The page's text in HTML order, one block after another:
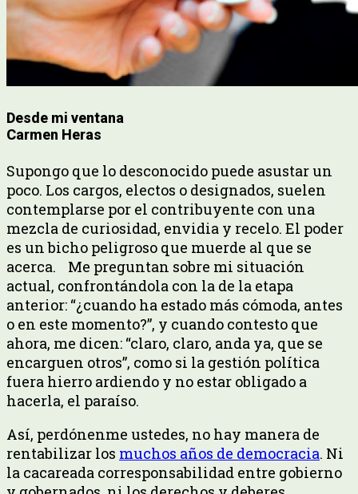
Desde mi ventana
Carmen Heras
Supongo que lo desconocido puede asustar un
poco. Los cargos, electos o designados, suelen
contemplarse por el contribuyente con una
mezcla de curiosidad, envidia y recelo. El poder
es un bicho peligroso que muerde al que se
acerca. Me preguntan sobre mi situación
actual, confrontándola con la de la etapa
anterior: “¿cuando ha estado más cómoda, antes
o en este momento?”, y cuando contesto que
ahora, me dicen: “claro, claro, anda ya, que se
encarguen otros”, como si la gestión política
fuera hierro ardiendo y no estar obligado a
hacerla, el paraíso.
Así, perdónenme ustedes, no hay manera de
rentabilizar los muchos años de democracia. Ni
la cacareada corresponsabilidad entre gobierno